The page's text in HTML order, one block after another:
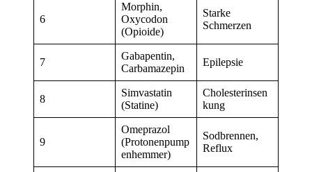
6
Morphin,
Oxycodon
(Opioide)
Starke
Schmerzen
7
Gabapentin,
Carbamazepin
Epilepsie
8
Simvastatin
(Statine)
Cholesterinsen
kung
9
Omeprazol
(Protonenpump
enhemmer)
Sodbrennen,
Reflux